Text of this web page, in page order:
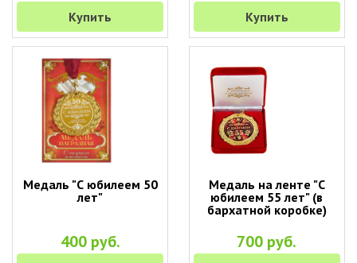
Купить Купить
Медаль "С юбилеем 50
лет"
400 руб.
Медаль на ленте "С
юбилеем 55 лет" (в
бархатной коробке)
700 руб.